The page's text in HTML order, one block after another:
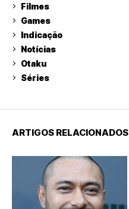
Filmes
Games
Indicação
Notícias
Otaku
Séries
ARTIGOS RELACIONADOS